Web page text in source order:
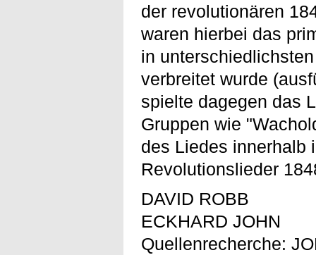
der revolutionären
waren hierbei das
in
verbreitet wurde
spielte dagegen das
Gruppen wie
des Liedes innerhalb
Revolutionslieder
DAVID ROBB
ECKHARD JOHN
Quellenrecherche: